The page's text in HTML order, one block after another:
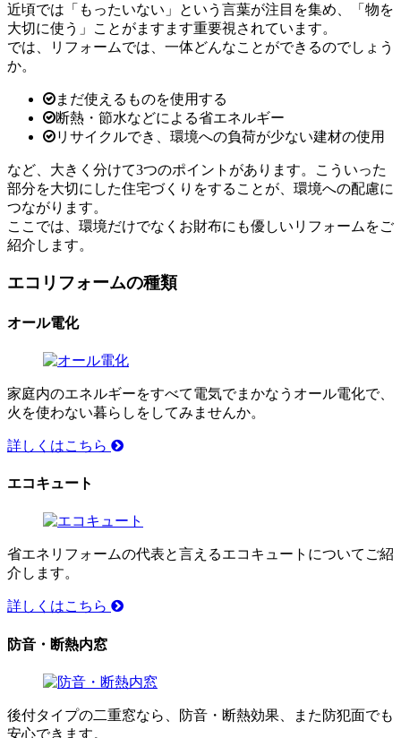
近頃では「もったいない」という言葉が注目を集め、「物を
大切に使う」ことがますます重要視されています。
では、リフォームでは、一体どんなことができるのでしょう
か。
まだ使えるものを使用する
断熱・節水などによる省エネルギー
リサイクルでき、環境への負荷が少ない建材の使用
など、大きく分けて3つのポイントがあります。こういった
部分を大切にした住宅づくりをすることが、環境への配慮に
つながります。
ここでは、環境だけでなくお財布にも優しいリフォームをご
紹介します。
エコリフォームの種類
オール電化
家庭内のエネルギーをすべて電気でまかなうオール電化で、
火を使わない暮らしをしてみませんか。
詳しくはこちら
エコキュート
省エネリフォームの代表と言えるエコキュートについてご紹
介します。
詳しくはこちら
防音・断熱内窓
後付タイプの二重窓なら、防音・断熱効果、また防犯面でも
安心できます。